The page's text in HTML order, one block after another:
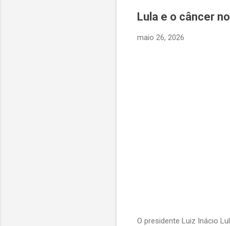
Lula e o câncer
maio 26, 2026
O presidente Luiz Inácio